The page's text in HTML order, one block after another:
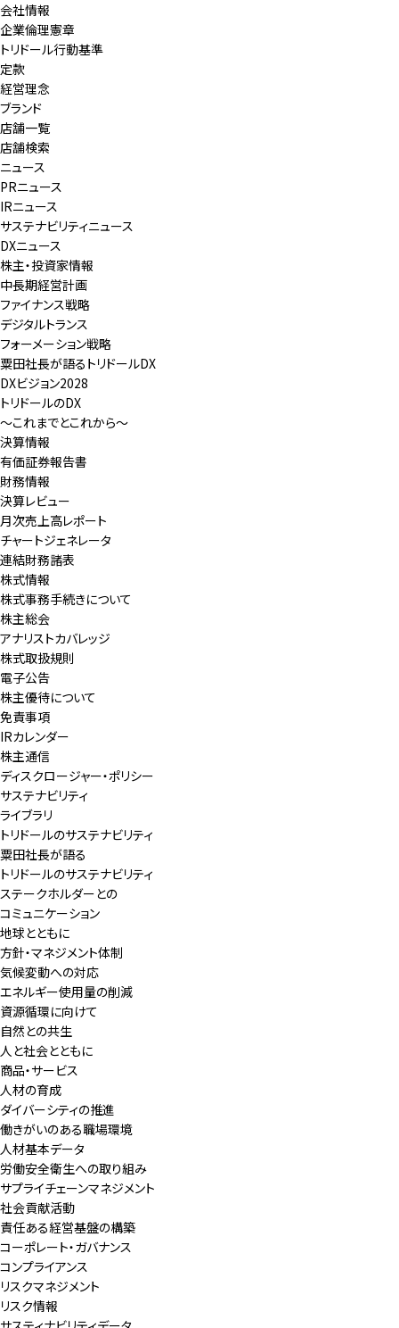
会社情報
企業倫理憲章
トリドール行動基準
定款
経営理念
ブランド
店舗一覧
店舗検索
ニュース
PRニュース
IRニュース
サステナビリティニュース
DXニュース
株主・投資家情報
中長期経営計画
ファイナンス戦略
デジタルトランス
フォーメーション戦略
粟田社長が語るトリドールDX
DXビジョン2028
トリドールのDX
～これまでとこれから～
決算情報
有価証券報告書
財務情報
決算レビュー
月次売上高レポート
チャートジェネレータ
連結財務諸表
株式情報
株式事務手続きについて
株主総会
アナリストカバレッジ
株式取扱規則
電子公告
株主優待について
免責事項
IRカレンダー
株主通信
ディスクロージャー・ポリシー
サステナビリティ
ライブラリ
トリドールのサステナビリティ
粟田社長が語る
トリドールのサステナビリティ
ステークホルダーとの
コミュニケーション
地球とともに
方針・マネジメント体制
気候変動への対応
エネルギー使用量の削減
資源循環に向けて
自然との共生
人と社会とともに
商品・サービス
人材の育成
ダイバーシティの推進
働きがいのある職場環境
人材基本データ
労働安全衛生への取り組み
サプライチェーンマネジメント
社会貢献活動
責任ある経営基盤の構築
コーポレート・ガバナンス
コンプライアンス
リスクマネジメント
リスク情報